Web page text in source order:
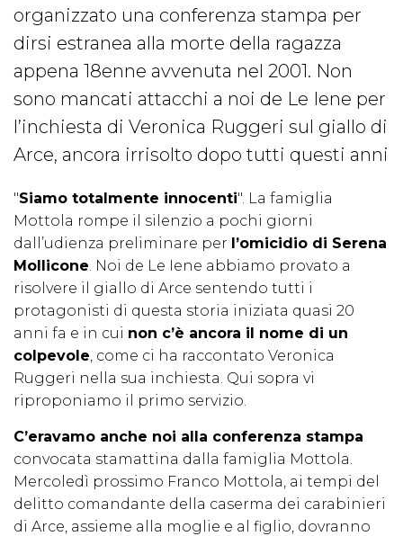
organizzato una conferenza stampa per
dirsi estranea alla morte della ragazza
appena 18enne avvenuta nel 2001. Non
sono mancati attacchi a noi de Le Iene per
l’inchiesta di Veronica Ruggeri sul giallo di
Arce, ancora irrisolto dopo tutti questi anni
"Siamo totalmente innocenti". La famiglia
Mottola rompe il silenzio a pochi giorni
dall’udienza preliminare per l’omicidio di Serena
Mollicone. Noi de Le Iene abbiamo provato a
risolvere il giallo di Arce sentendo tutti i
protagonisti di questa storia iniziata quasi 20
anni fa e in cui non c’è ancora il nome di un
colpevole, come ci ha raccontato Veronica
Ruggeri nella sua inchiesta. Qui sopra vi
riproponiamo il primo servizio.
C’eravamo anche noi alla conferenza stampa
convocata stamattina dalla famiglia Mottola.
Mercoledì prossimo Franco Mottola, ai tempi del
delitto comandante della caserma dei carabinieri
di Arce, assieme alla moglie e al figlio, dovranno